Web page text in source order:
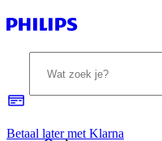
Betaal later met Klarna